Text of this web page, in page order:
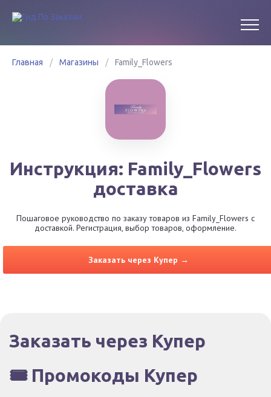
Главная / Магазины / Family_Flowers
Инструкция: Family_Flowers
доставка
Пошаговое руководство по заказу товаров из Family_Flowers с
доставкой. Регистрация, выбор товаров, оформление.
Заказать через Купер →
Заказать через Купер
🎟️ Промокоды Купер